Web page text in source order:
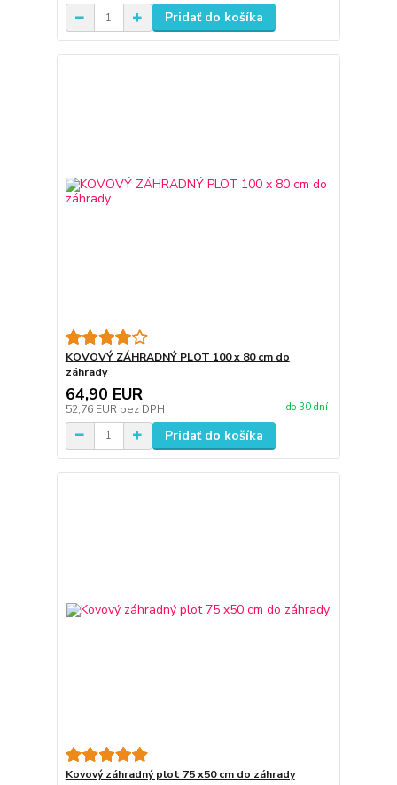
Pridať do košíka
KOVOVÝ ZÁHRADNÝ PLOT 100 x 80 cm do
záhrady
64,90 EUR
52,76 EUR bez DPH do 30 dní
Pridať do košíka
Kovový záhradný plot 75 x50 cm do záhrady